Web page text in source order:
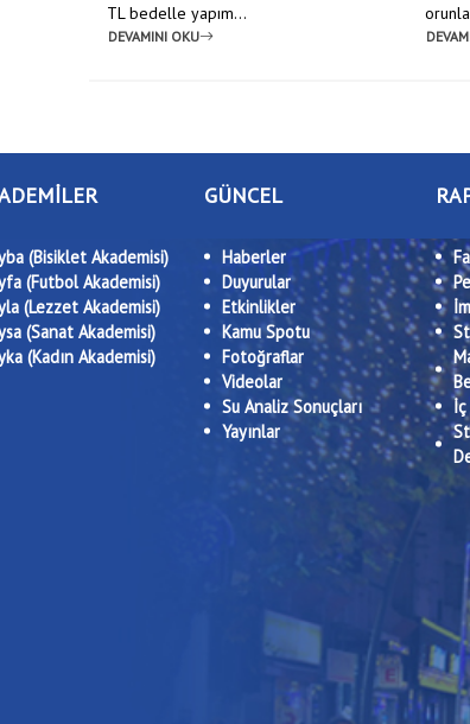
TL bedelle yapım...
DEVAMINI OKU
(Bisiklet Akademisi)
(Futbol Akademisi)
(Lezzet Akademisi)
(Sanat Akademisi)
(Kadın Akademisi)
GÜNCEL
Haberler
Duyurular
Etkinlikler
Kamu Spotu
Fotoğraflar
Videolar
Su Analiz Sonuçları
Yayınlar
İç